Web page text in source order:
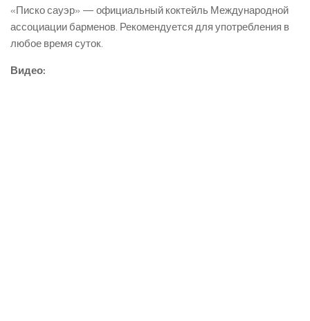
«Писко сауэр» — официальный коктейль Международной
ассоциации барменов. Рекомендуется для употребления в
любое время суток.
Видео: